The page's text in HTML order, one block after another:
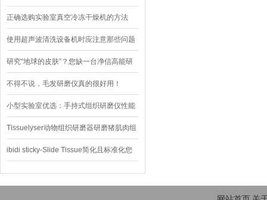
正确选购实验室真空冷冻干燥机的方法
使用超声波清洗设备机时应注意那些问题
研究“地球的皮肤”？您缺一台净信高能研
磨仪
不得不说，毛发研磨仪真的很好用！
小型实验室优选：手持式组织研磨仪性能
与应用场景
Tissuelyser动物组织研磨器研磨猪肌肉组
织的试验方法
ibidi sticky-Slide Tissue简化且标准化您
的组织染色方案！